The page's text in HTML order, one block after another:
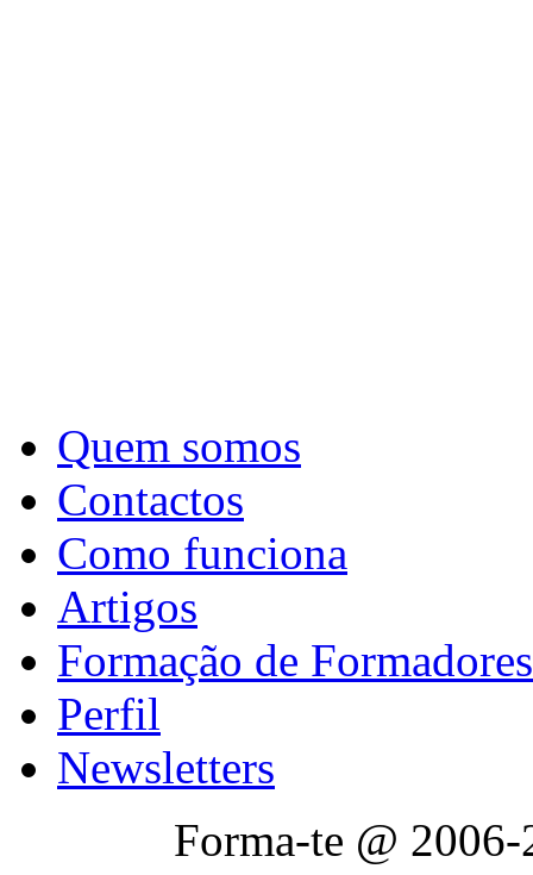
Quem somos
Contactos
Como funciona
Artigos
Formação de Formadores
Perfil
Newsletters
Forma-te @